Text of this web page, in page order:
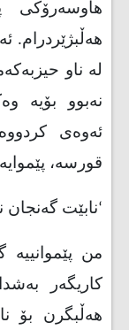
هەڵبژێردرام.
لە ناو
نەبوو بۆیە
ئەوەی
قورسە،
‘نابێت گەنجان
من
کاریگەر
هەڵبگرن بۆ